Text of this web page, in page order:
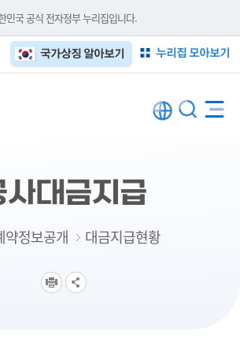
민국 공식 전자정부 누리집입니다.
누리집 모아보기
국가상징 알아보기
사대금지급
약정보공개
대금지급현황